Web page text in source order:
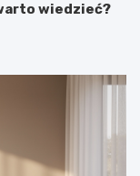
wiedzieć?